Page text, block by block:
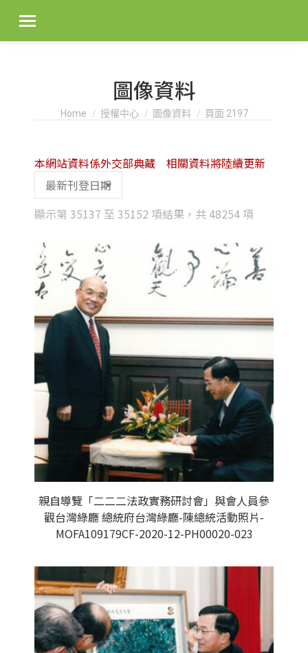
圖像資料
You are here:
Home 授權中心 圖像資料 頁面 2197
顯示第 35137 至 35152 項結果，共 48254 項
latest
本網站資料係外交部典藏 相關資料將陸續更新
親自導覽「二二二法政實務研討會」與會人員參
觀台灣綠廳 總統府台灣綠廳-陳總統活動照片-
MOFA109179CF-2020-12-PH00020-023